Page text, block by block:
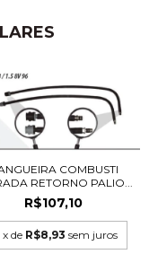
COMBUSTI
RETORNO PALIO...
R$107,10
x de R$8,93 sem juros